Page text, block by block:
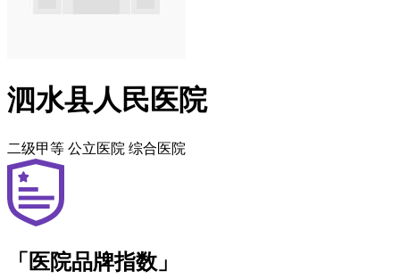
泗水县人民医院
二级甲等 公立医院 综合医院
「医院品牌指数」